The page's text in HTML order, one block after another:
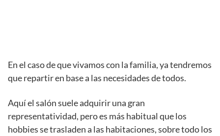
En el caso de que vivamos con la familia, ya tendremos
que repartir en base a las necesidades de todos.
Aquí el salón suele adquirir una gran
representatividad, pero es más habitual que los
hobbies se trasladen a las habitaciones, sobre todo los